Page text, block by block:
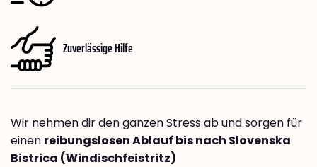
Zuverlässige Hilfe
Wir nehmen dir den ganzen Stress ab und sorgen für
einen reibungslosen Ablauf bis nach Slovenska
Bistrica (Windischfeistritz)